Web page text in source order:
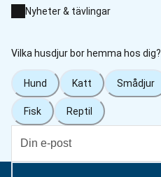
Nyheter & tävlingar
Vilka husdjur bor hemma hos dig?
Hund Katt Smådjur
Fisk Reptil